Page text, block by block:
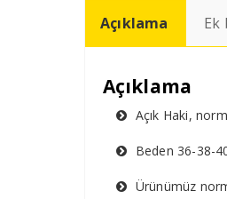
Açıklama Ek
Açıklama
Açık Haki,
Beden 36-38-
Ürünümüz